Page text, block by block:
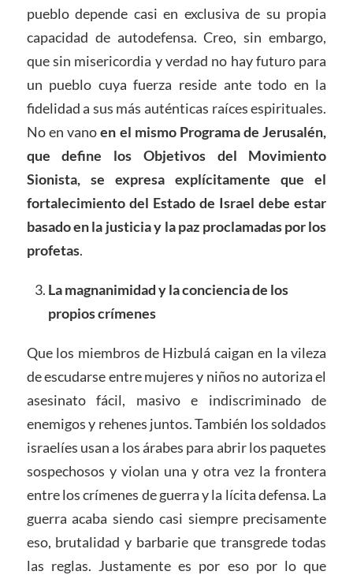
pueblo depende casi en exclusiva de su propia
capacidad de autodefensa. Creo, sin embargo,
que sin misericordia y verdad no hay futuro para
un pueblo cuya fuerza reside ante todo en la
fidelidad a sus más auténticas raíces espirituales.
No en vanoen el mismo Programa de Jerusalén,
que define los Objetivos del Movimiento
Sionista, se expresa explícitamente que el
fortalecimiento del Estado de Israel debe estar
basado en la justicia y la paz proclamadas por los
profetas.
La magnanimidad y la conciencia de los
propios crímenes
Que los miembros de Hizbulá caigan en la vileza
de escudarse entre mujeres y niños no autoriza el
asesinato fácil, masivo e indiscriminado de
enemigos y rehenes juntos. También los soldados
israelíes usan a los árabes para abrir los paquetes
sospechosos y violan una y otra vez la frontera
entre los crímenes de guerra y la lícita defensa. La
guerra acaba siendo casi siempre precisamente
eso, brutalidad y barbarie que transgrede todas
las reglas. Justamente es por eso por lo que